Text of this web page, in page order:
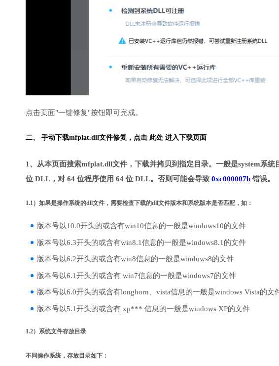
点击页面"一键修复"按钮即可完成。
二、 手动下载mfplat.dll文件修复， 点击 此处 进入下载页面
1、从本页面搜索mfplat.dll文件，下载并拷贝到指定目录。一般是system系
位 DLL，对 64 位程序使用 64 位 DLL。否则可能会导致 0xc000007b 错误。
1.1）如果是操作系统的dll文件，需要检查下载的dll文件版本和系统版本是否匹配，如：
版本号以10.0开头的或含有win10信息的一般是windows10的文件
版本号以6.3开头的或含有win8.1信息的一般是windows8.1的文件
版本号以6.2开头的或含有win8信息的一般是windows8的文件
版本号以6.1开头的或含有 win7信息的一般是windows7的文件
版本号以6.0开头的或含有longhorn、vista信息的一般是windows Vista的文
版本号以5.1开头的或含有 xp*** 信息的一般是windows XP的文件
1.2）系统文件存放目录
不同操作系统，存放目录如下：